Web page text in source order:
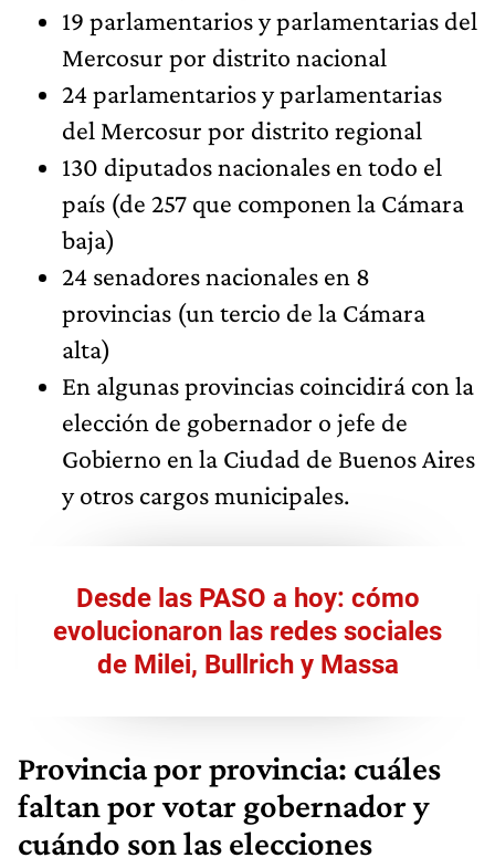
19 parlamentarios y parlamentarias del
Mercosur por distrito nacional
24 parlamentarios y parlamentarias
del Mercosur por distrito regional
130 diputados nacionales en todo el
país (de 257 que componen la Cámara
baja)
24 senadores nacionales en 8
provincias (un tercio de la Cámara
alta)
En algunas provincias coincidirá con la
elección de gobernador o jefe de
Gobierno en la Ciudad de Buenos Aires
y otros cargos municipales.
Desde las PASO a hoy: cómo
evolucionaron las redes sociales
de Milei, Bullrich y Massa
Provincia por provincia: cuáles
faltan por votar gobernador y
cuándo son las elecciones